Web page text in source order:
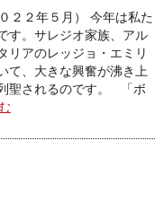
２２年５月） 今年は私た
す。サレジオ家族、アル
リアのレッジョ・エミリ
て、大きな興奮が沸き上
聖されるのです。 「ボ